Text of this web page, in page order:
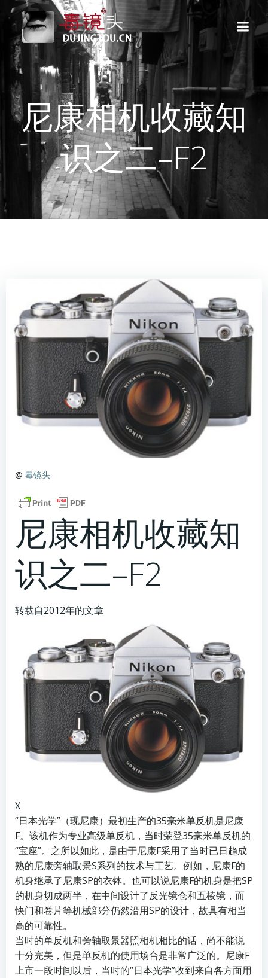
转
到
内
容
尼康相机收藏知
识之二–F2
@ 毒镜头
尼康相机收藏知
识之二–F2
转载自2012年的文章
X
“日本光学”（现尼康）最初生产的35毫米单反机是尼康
F。该机作为专业高级单反机，当时荣登35毫米单反机的
“宝座”。之所以如此，是由于尼康F采用了当时已日趋成
熟的尼康旁轴取景S系列的技术与工艺。例如，尼康F的
机身继承了尼康SP的衣钵。也可以说尼康F的机身是把SP
的机身切成两半，在中间设计了反光镜仓和五棱镜，而
快门和卷片等机械部分仍然沿用SP的设计，故具有相当
高的可靠性。
当时的单反机和旁轴取景器照相机相比的话，尚不能说
十分完美，但是单反机的使用场合是非常广泛的。尼康F
上市一段时间以后，当时的“日本光学”收到来自各方面用